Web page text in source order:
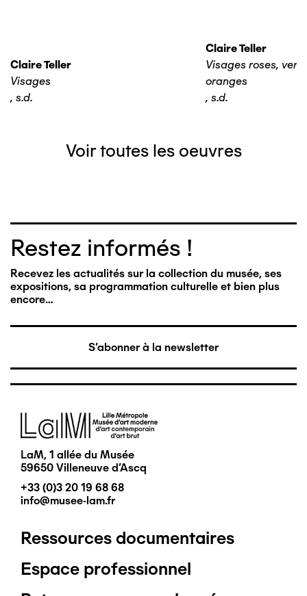
Claire Teller
Visages
, s.d.
Claire Teller
Visages roses,
oranges
, s.d.
Voir toutes les oeuvres
Restez informés !
Recevez les actualités sur la collection du musée, ses
expositions, sa programmation culturelle et bien plus
encore…
S'abonner à la newsletter
Image
LaM, 1 allée du Musée
59650 Villeneuve d'Ascq
+33 (0)3 20 19 68 68
info@musee-lam.fr
Pied
de
Ressources documentaires
Espace professionnel